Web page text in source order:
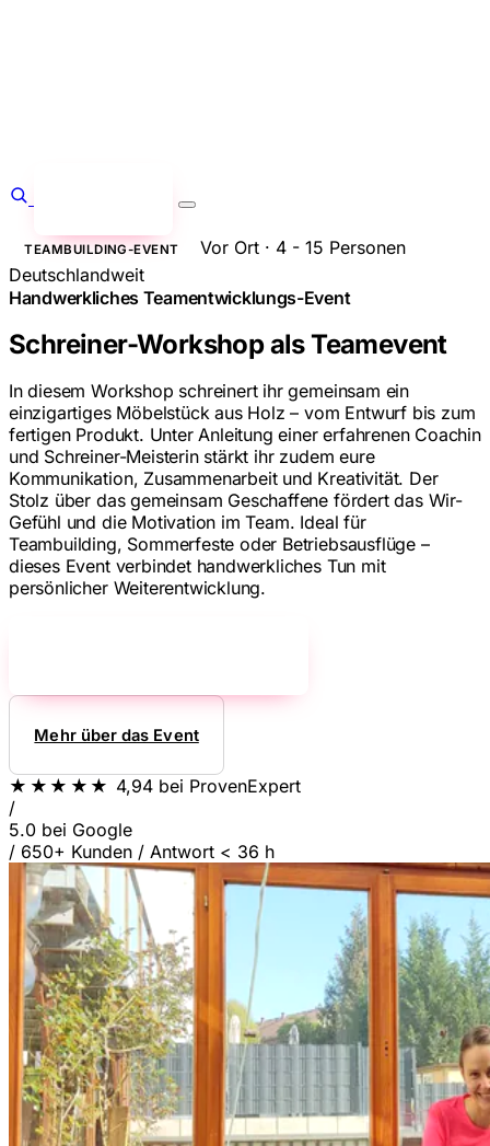
TEAMBUILDING-EVENT
Vor Ort · 4 - 15 Personen
Deutschlandweit
Handwerkliches Teamentwicklungs-Event
Schreiner-Workshop als Teamevent
In diesem Workshop schreinert ihr gemeinsam ein
einzigartiges Möbelstück aus Holz – vom Entwurf bis zum
fertigen Produkt. Unter Anleitung einer erfahrenen Coachin
und Schreiner-Meisterin stärkt ihr zudem eure
Kommunikation, Zusammenarbeit und Kreativität. Der
Stolz über das gemeinsam Geschaffene fördert das Wir-
Gefühl und die Motivation im Team. Ideal für
Teambuilding, Sommerfeste oder Betriebsausflüge –
dieses Event verbindet handwerkliches Tun mit
persönlicher Weiterentwicklung.
Mehr über das Event
★★★★★ 4,94 bei ProvenExpert
/
5.0 bei Google
/ 650+ Kunden / Antwort < 36 h